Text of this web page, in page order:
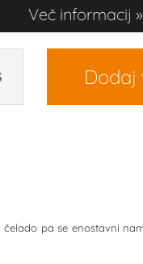
Več informacij
Dodaj
pa se enostavni